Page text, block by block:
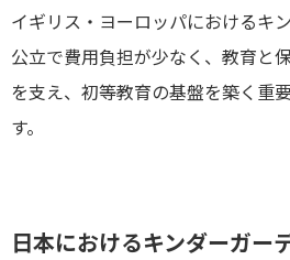
イギリス・ヨーロッパにおけるキ
公立で費用負担が少なく、教育と
を支え、初等教育の基盤を築く重
す。
日本におけるキンダーガー